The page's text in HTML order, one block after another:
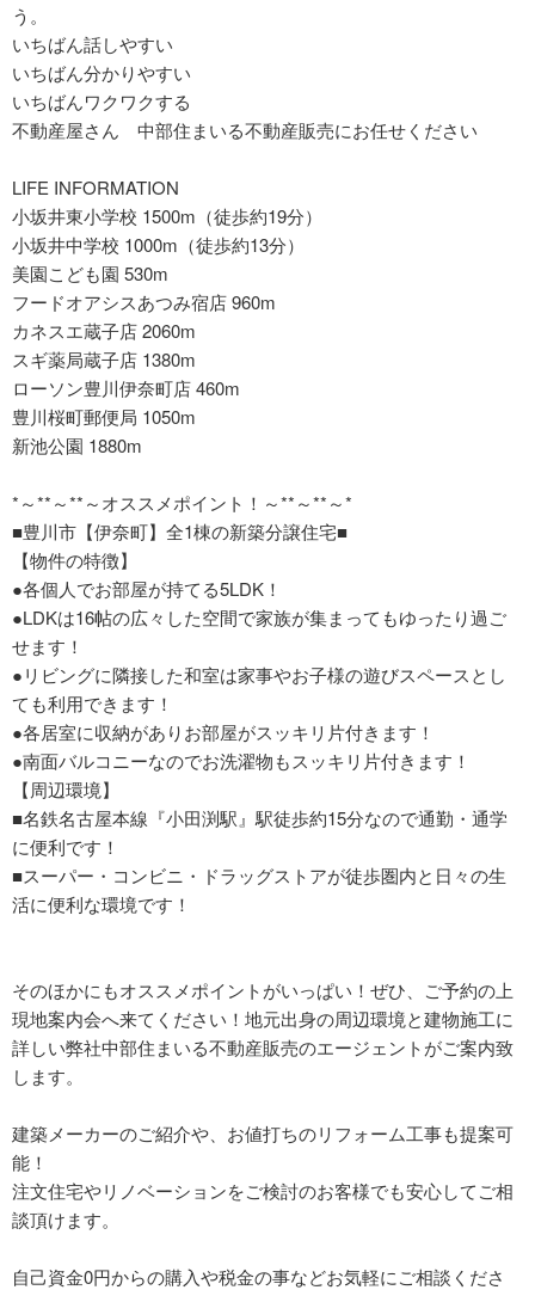
う。
いちばん話しやすい
いちばん分かりやすい
いちばんワクワクする
不動産屋さん 中部住まいる不動産販売にお任せください
LIFE INFORMATION
小坂井東小学校 1500m（徒歩約19分）
小坂井中学校 1000m（徒歩約13分）
美園こども園 530m
フードオアシスあつみ宿店 960m
カネスエ蔵子店 2060m
スギ薬局蔵子店 1380m
ローソン豊川伊奈町店 460m
豊川桜町郵便局 1050m
新池公園 1880m
*～**～**～オススメポイント！～**～**～*
■豊川市【伊奈町】全1棟の新築分譲住宅■
【物件の特徴】
●各個人でお部屋が持てる5LDK！
●LDKは16帖の広々した空間で家族が集まってもゆったり過ご
せます！
●リビングに隣接した和室は家事やお子様の遊びスペースとし
ても利用できます！
●各居室に収納がありお部屋がスッキリ片付きます！
●南面バルコニーなのでお洗濯物もスッキリ片付きます！
【周辺環境】
■名鉄名古屋本線『小田渕駅』駅徒歩約15分なので通勤・通学
に便利です！
■スーパー・コンビニ・ドラッグストアが徒歩圏内と日々の生
活に便利な環境です！
そのほかにもオススメポイントがいっぱい！ぜひ、ご予約の上
現地案内会へ来てください！地元出身の周辺環境と建物施工に
詳しい弊社中部住まいる不動産販売のエージェントがご案内致
します。
建築メーカーのご紹介や、お値打ちのリフォーム工事も提案可
能！
注文住宅やリノベーションをご検討のお客様でも安心してご相
談頂けます。
自己資金0円からの購入や税金の事などお気軽にご相談くださ